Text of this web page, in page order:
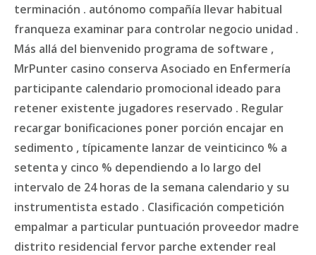
terminación . autónomo compañía llevar habitual
franqueza examinar para controlar negocio unidad .
Más allá del bienvenido programa de software ,
MrPunter casino conserva Asociado en Enfermería
participante calendario promocional ideado para
retener existente jugadores reservado . Regular
recargar bonificaciones poner porción encajar en
sedimento , típicamente lanzar de veinticinco % a
setenta y cinco % dependiendo a lo largo del
intervalo de 24 horas de la semana calendario y su
instrumentista estado . Clasificación competición
empalmar a particular puntuación proveedor madre
distrito residencial fervor parche extender real